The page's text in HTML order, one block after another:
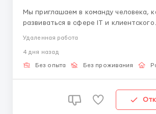
Мы приглашаем в команду человека,
развиваться в сфере IT и клиентского
обслуживания. Условия: – Свободная локация (нужен
формат без офисных затрат. –
честные выплаты. – Слот времени
Удаленная работа
4 дня назад
Без опыта Без проживания